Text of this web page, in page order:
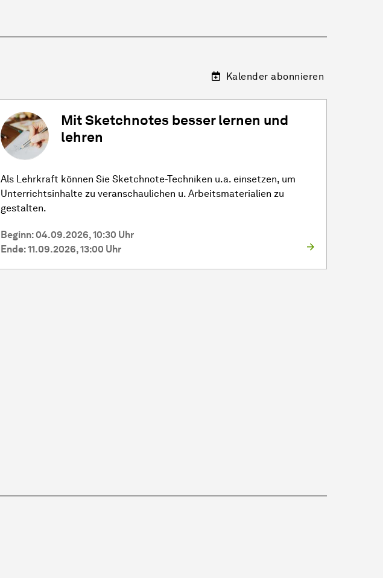
Kalender abonnieren
Mit Sketchnotes besser lernen und
lehren
Als Lehrkraft können Sie Sketchnote-Techniken u.a. einsetzen, um
Unterrichtsinhalte zu veranschaulichen u. Arbeitsmaterialien zu
gestalten.
Beginn: 04.09.2026, 10:30 Uhr
Ende: 11.09.2026, 13:00 Uhr